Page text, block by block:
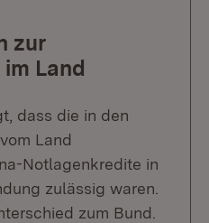
zur
Land
dass die in den
Land
Notlagenkredite in
zulässig waren.
zum Bund.